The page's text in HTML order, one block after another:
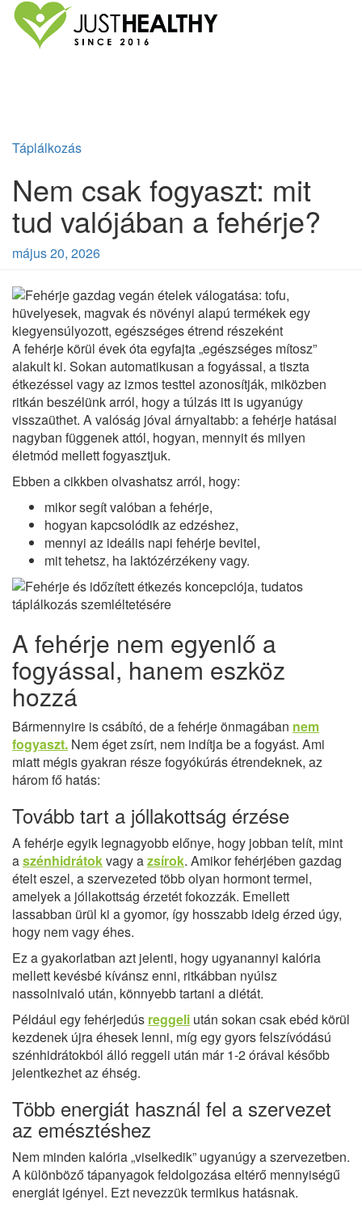
Táplálkozás
Nem csak fogyaszt: mit
tud valójában a fehérje?
május 20, 2026
A fehérje körül évek óta egyfajta „egészséges mítosz”
alakult ki. Sokan automatikusan a fogyással, a tiszta
étkezéssel vagy az izmos testtel azonosítják, miközben
ritkán beszélünk arról, hogy a túlzás itt is ugyanúgy
visszaüthet. A valóság jóval árnyaltabb: a fehérje hatásai
nagyban függenek attól, hogyan, mennyit és milyen
életmód mellett fogyasztjuk.
Ebben a cikkben olvashatsz arról, hogy:
mikor segít valóban a fehérje,
hogyan kapcsolódik az edzéshez,
mennyi az ideális napi fehérje bevitel,
mit tehetsz, ha laktózérzékeny vagy.
A fehérje nem egyenlő a
fogyással, hanem eszköz
hozzá
Bármennyire is csábító, de a fehérje önmagában nem
fogyaszt. Nem éget zsírt, nem indítja be a fogyást. Ami
miatt mégis gyakran része fogyókúrás étrendeknek, az
három fő hatás:
Tovább tart a jóllakottság érzése
A fehérje egyik legnagyobb előnye, hogy jobban telít, mint
aszénhidrátokvagy azsírok. Amikor fehérjében gazdag
ételt eszel, a szervezeted több olyan hormont termel,
amelyek a jóllakottság érzetét fokozzák. Emellett
lassabban ürül ki a gyomor, így hosszabb ideig érzed úgy,
hogy nem vagy éhes.
Ez a gyakorlatban azt jelenti, hogy ugyanannyi kalória
mellett kevésbé kívánsz enni, ritkábban nyúlsz
nassolnivaló után, könnyebb tartani a diétát.
Például egy fehérjedús reggeli után sokan csak ebéd körül
kezdenek újra éhesek lenni, míg egy gyors felszívódású
szénhidrátokból álló reggeli után már 1-2 órával később
jelentkezhet az éhség.
Több energiát használ fel a szervezet
az emésztéshez
Nem minden kalória „viselkedik” ugyanúgy a szervezetben.
A különböző tápanyagok feldolgozása eltérő mennyiségű
energiát igényel. Ezt nevezzük termikus hatásnak.